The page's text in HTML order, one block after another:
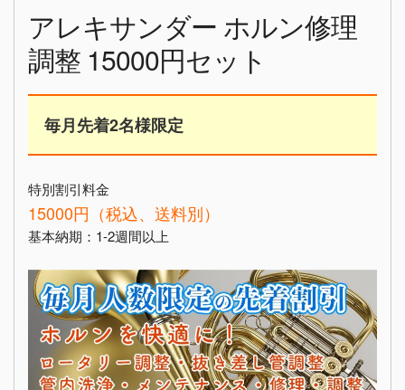
アレキサンダー ホルン修理
調整 15000円セット
毎月先着2名様限定
特別割引料金
15000円（税込、送料別）
基本納期：1-2週間以上